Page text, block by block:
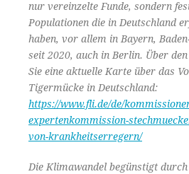
nur vereinzelte Funde, sondern
Populationen die in Deutschland
haben, vor allem in Bayern,
seit 2020, auch in Berlin. Über
Sie eine aktuelle Karte über das
Tigermücke in Deutschland:
https://www.fli.de/de/
expertenkommission-
von-krankheitserregern/
Die Klimawandel begünstigt